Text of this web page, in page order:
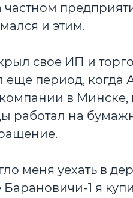
и этим.
свое ИП и
еще период, когда
в Минске,
работал на
меня уехать в
1 я